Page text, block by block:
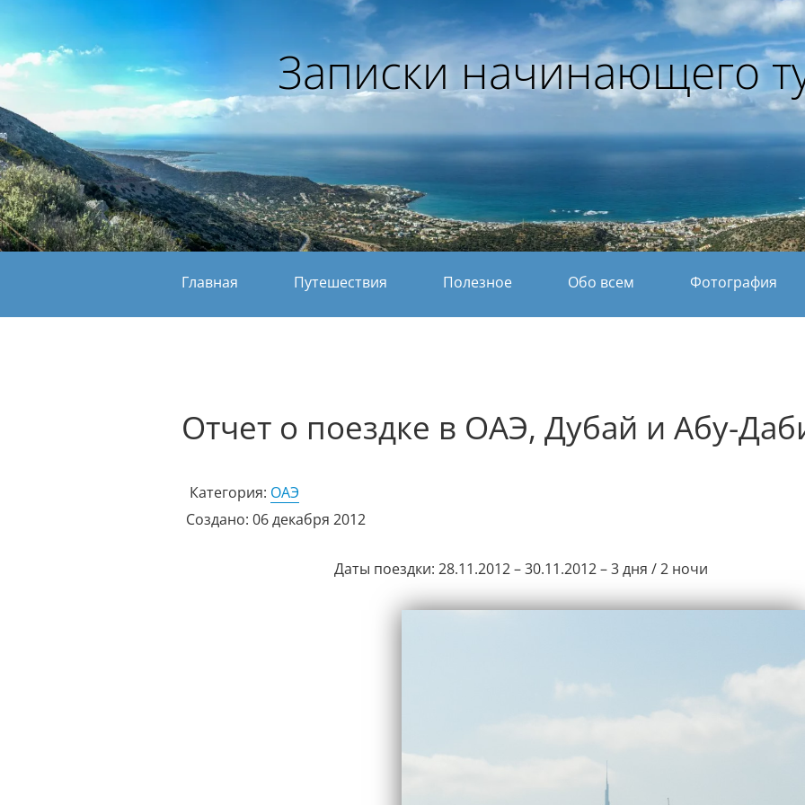
Записки начинающего
Главная Путешествия Полезное Обо всем Фотография
Отчет о поездке в ОАЭ, Дубай и Абу-
Категория: ОАЭ
Создано: 06 декабря 2012
Даты поездки: 28.11.2012 – 30.11.2012 – 3 дня / 2 ночи